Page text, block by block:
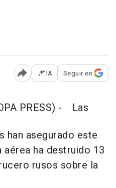
Abrir opciones para
IA Seguir en
PRESS) -
Las
han asegurado este
ha destruido 13
rusos sobre la